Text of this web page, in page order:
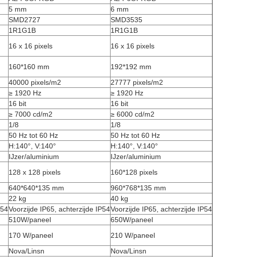
5 mm
6 mm
SMD2727
SMD3535
1R1G1B
1R1G1B
16 x 16 pixels 16 x 16 pixels
160*160 mm
192*192 mm
40000 pixels/m2
27777 pixels/m2
≥ 1920 Hz
≥ 1920 Hz
16 bit
16 bit
≥ 7000 cd/m2
≥ 6000 cd/m2
1/8
1/8
50 Hz tot 60 Hz
50 Hz tot 60 Hz
H:140°, V:140°
H:140°, V:140°
IJzer/aluminium
IJzer/aluminium
128 x 128 pixels
160*128 pixels
640*640*135 mm
960*768*135 mm
22 kg
40 kg
Voorzijde IP65, achterzijde IP54Voorzijde IP65, achterzijde IP54
510W/paneel
650W/paneel
170 W/paneel
210 W/paneel
Nova/Linsn
Nova/Linsn